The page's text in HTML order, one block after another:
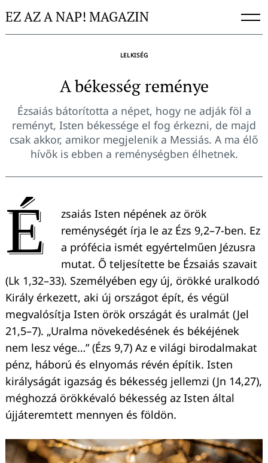
toEZ AZ A NAP! MAGAZIN
LELKISÉG
A békesség reménye
Ézsaiás bátorította a népet, hogy ne adják föl a
reményt, Isten békessége el fog érkezni, de majd
csak akkor, amikor megjelenik a Messiás. A ma élő
hívők is ebben a reménységben élhetnek.
É
zsaiás Isten népének az örök
reménységét írja le az Ézs 9,2–7-ben. Ez
a prófécia ismét egyértelműen Jézusra
mutat. Ő teljesítette be Ézsaiás szavait
(Lk 1,32–33). Személyében egy új, örökké uralkodó
Király érkezett, aki új országot épít, és végül
megvalósítja Isten örök országát és uralmát (Jel
21,5–7). „Uralma növekedésének és békéjének
nem lesz vége…” (Ézs 9,7) Az e világi birodalmakat
pénz, háború és elnyomás révén építik. Isten
királyságát igazság és békesség jellemzi (Jn 14,27),
méghozzá örökkévaló békesség az Isten által
újjáteremtett mennyen és földön.